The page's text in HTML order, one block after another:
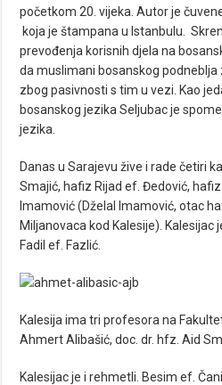
početkom 20. vijeka. Autor je
koja je štampana u Istanbulu.
prevođenja korisnih djela na
da muslimani bosanskog
zbog pasivnosti s tim u vezi. Kao
bosanskog jezika Seljubac je
jezika.
Danas u Sarajevu žive i rade četiri
Smajić, hafiz Rijad ef. Đedović,
Imamović (Dželal Imamović, otac
Miljanovaca kod Kalesije). Kalesijac
Fadil ef. Fazlić.
Kalesija ima tri profesora na
Ahmert Alibašić, doc. dr. hfz. Aid
Kalesijac je i rehmetli. Besim ef.